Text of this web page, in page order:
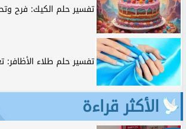
تفسير حلم الكيك: فرح
تفسير حلم طلاء الأظافر:
الأكثر قراءة